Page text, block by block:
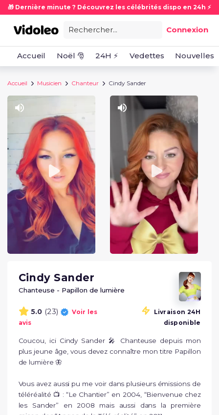
🎁 Dernière minute ? Découvrez les célébrités dispo en 24h ⚡
Rechercher... Connexion
Accueil Noël 🎅 24H ⚡ Vedettes Nouvelles
Accueil Musicien Chanteur Cindy Sander
Cindy Sander
Chanteuse - Papillon de lumière
5.0 (23)
Voir les
avis
Livraison 24H
disponible
Coucou, ici Cindy Sander 🎤 Chanteuse depuis mon
plus jeune âge, vous devez connaître mon titre Papillon
de lumière 🦋
Vous avez aussi pu me voir dans plusieurs émissions de
téléréalité 📺 : “Le Chantier” en 2004, “Bienvenue chez
les Sander” en 2008 mais aussi dans la première